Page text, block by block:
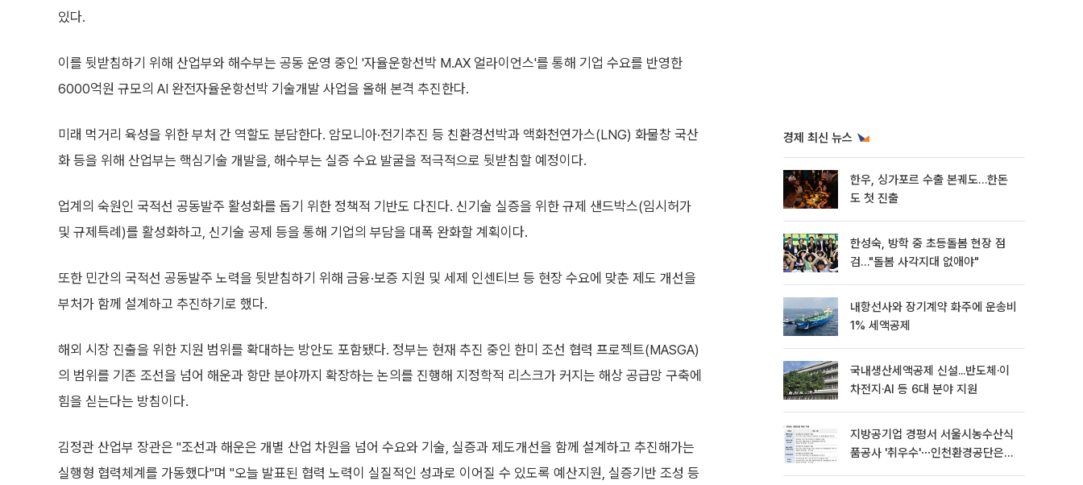
있다.
이를 뒷받침하기 위해 산업부와 해수부는 공동 운영 중인 '자율운항선박 M.AX 얼라이언스'를 통해 기업 수요를 반영한
6000억원 규모의 AI 완전자율운항선박 기술개발 사업을 올해 본격 추진한다.
미래 먹거리 육성을 위한 부처 간 역할도 분담한다. 암모니아·전기추진 등 친환경선박과 액화천연가스(LNG) 화물창 국산
화 등을 위해 산업부는 핵심기술 개발을, 해수부는 실증 수요 발굴을 적극적으로 뒷받침할 예정이다.
업계의 숙원인 국적선 공동발주 활성화를 돕기 위한 정책적 기반도 다진다. 신기술 실증을 위한 규제 샌드박스(임시허가
및 규제특례)를 활성화하고, 신기술 공제 등을 통해 기업의 부담을 대폭 완화할 계획이다.
또한 민간의 국적선 공동발주 노력을 뒷받침하기 위해 금융·보증 지원 및 세제 인센티브 등 현장 수요에 맞춘 제도 개선을
부처가 함께 설계하고 추진하기로 했다.
해외 시장 진출을 위한 지원 범위를 확대하는 방안도 포함됐다. 정부는 현재 추진 중인 한미 조선 협력 프로젝트(MASGA)
의 범위를 기존 조선을 넘어 해운과 항만 분야까지 확장하는 논의를 진행해 지정학적 리스크가 커지는 해상 공급망 구축에
힘을 싣는다는 방침이다.
김정관 산업부 장관은 "조선과 해운은 개별 산업 차원을 넘어 수요와 기술, 실증과 제도개선을 함께 설계하고 추진해가는
실행형 협력체계를 가동했다"며 "오늘 발표된 협력 노력이 실질적인 성과로 이어질 수 있도록 예산지원, 실증기반 조성 등
경제 최신 뉴스
한우, 싱가포르 수출 본궤도…한돈
도 첫 진출
한성숙, 방학 중 초등돌봄 현장 점
검…"돌봄 사각지대 없애야"
내항선사와 장기계약 화주에 운송비
1% 세액공제
국내생산세액공제 신설...반도체·이
차전지·AI 등 6대 분야 지원
지방공기업 경평서 서울시농수산식
품공사 '취우수'⋯인천환경공단은